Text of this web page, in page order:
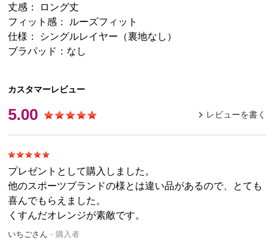
丈感： ロング丈
フィット感： ルーズフィット
仕様： シングルレイヤー（裏地なし）
ブラパッド：なし
カスタマーレビュー
5.00 レビューを書く
プレゼントとして購入しました。
他のスポーツブランドの様とは違い品があるので、とても
喜んでもらえました。
くすんだオレンジが素敵です。
いちごさん
購入者